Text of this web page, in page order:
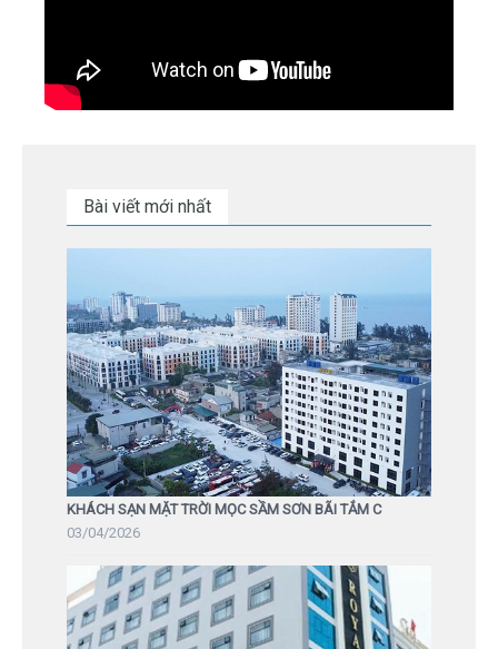
Bài viết mới nhất
KHÁCH SẠN MẶT TRỜI MỌC SẦM SƠN BÃI TẮM C
03/04/2026